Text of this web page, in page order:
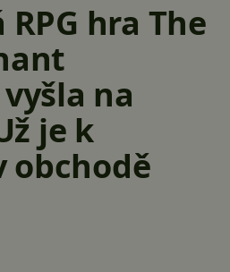
hra The
na
je k
obchodě